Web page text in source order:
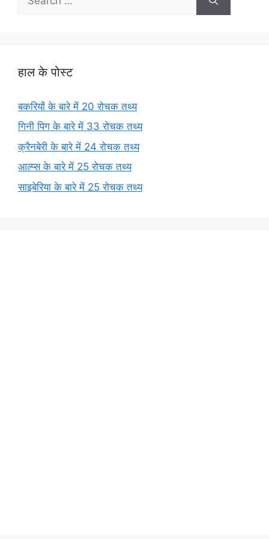
for:
हाल के पोस्ट
बकरियों के बारे में 20 रोचक तथ्य
गिनी पिग के बारे में 33 रोचक तथ्य
क्रैनबेरी के बारे में 24 रोचक तथ्य
आल्प्स के बारे में 25 रोचक तथ्य
साइबेरिया के बारे में 25 रोचक तथ्य